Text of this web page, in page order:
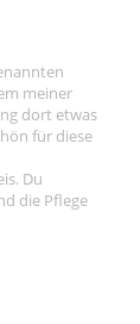
meiner
dort etwas
für diese
Du
die Pflege